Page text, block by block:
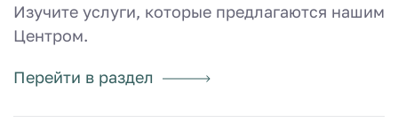
Изучите услуги, которые предлагаются нашим
Центром.
Перейти в раздел